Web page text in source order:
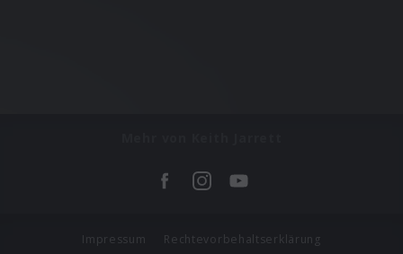
Impressum Rechtevorbehaltserklärung